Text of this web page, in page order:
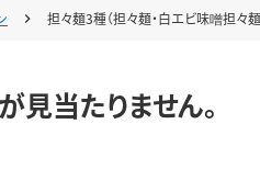
担々麺3種（担々麺・白エビ味噌担々
見当たりません。